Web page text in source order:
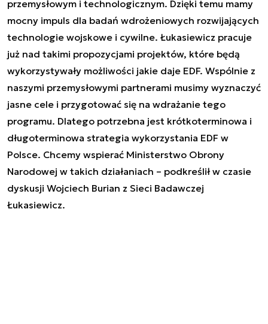
przemysłowym i technologicznym. Dzięki temu mamy
mocny impuls dla badań wdrożeniowych rozwijających
technologie wojskowe i cywilne. Łukasiewicz pracuje
już nad takimi propozycjami projektów, które będą
wykorzystywały możliwości jakie daje EDF. Wspólnie z
naszymi przemysłowymi partnerami musimy wyznaczyć
jasne cele i przygotować się na wdrażanie tego
programu. Dlatego potrzebna jest krótkoterminowa i
długoterminowa strategia wykorzystania EDF w
Polsce. Chcemy wspierać Ministerstwo Obrony
Narodowej w takich działaniach – podkreślił w czasie
dyskusji Wojciech Burian z Sieci Badawczej
Łukasiewicz.